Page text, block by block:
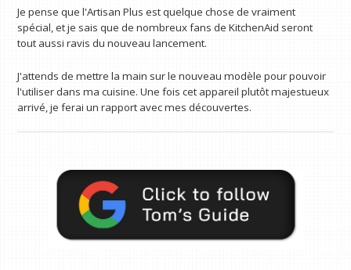
Je pense que l'Artisan Plus est quelque chose de vraiment
spécial, et je sais que de nombreux fans de KitchenAid seront
tout aussi ravis du nouveau lancement.
J'attends de mettre la main sur le nouveau modèle pour pouvoir
l'utiliser dans ma cuisine. Une fois cet appareil plutôt majestueux
arrivé, je ferai un rapport avec mes découvertes.